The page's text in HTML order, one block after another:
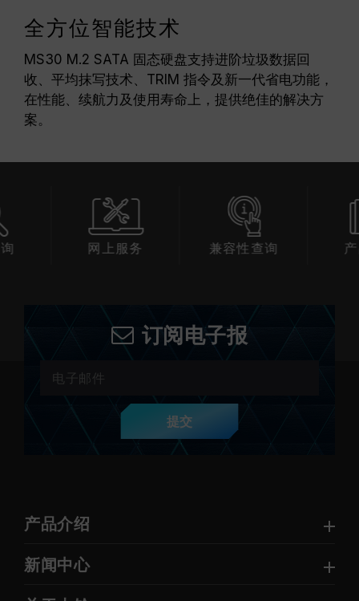
全方位智能技术
MS30 M.2 SATA 固态硬盘支持进阶垃圾数据回
收、平均抹写技术、TRIM 指令及新一代省电功能，
在性能、续航力及使用寿命上，提供绝佳的解决方
案。
网上服务 兼容性查询
订阅电子报
提交
产品介绍
新闻中心